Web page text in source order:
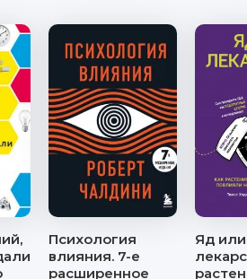
Психология
влияния. 7-е
расширенное
Яд или